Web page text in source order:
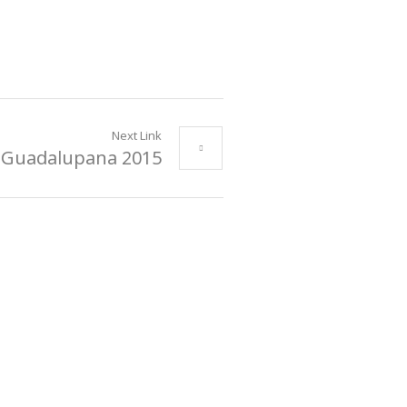
Next Link
2015